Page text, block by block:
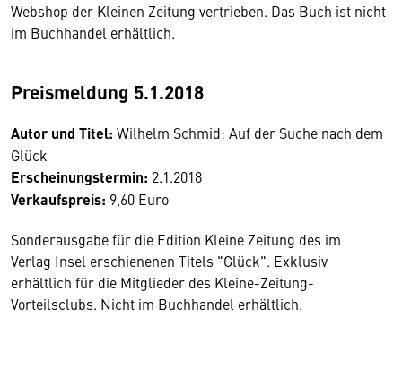
Webshop der Kleinen Zeitung vertrieben. Das Buch ist nicht
im Buchhandel erhältlich.
Preismeldung 5.1.2018
Autor und Titel: Wilhelm Schmid: Auf der Suche nach dem
Glück
Erscheinungstermin: 2.1.2018
Verkaufspreis: 9,60 Euro
Sonderausgabe für die Edition Kleine Zeitung des im
Verlag Insel erschienenen Titels "Glück". Exklusiv
erhältlich für die Mitglieder des Kleine-Zeitung-
Vorteilsclubs. Nicht im Buchhandel erhältlich.